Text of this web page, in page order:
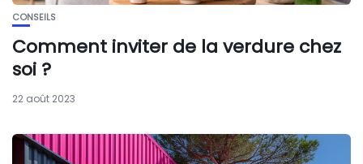
CONSEILS
Comment inviter de la verdure chez
soi ?
22 août 2023